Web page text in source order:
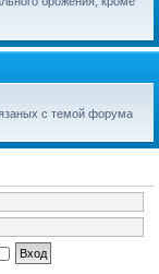
с темой форума